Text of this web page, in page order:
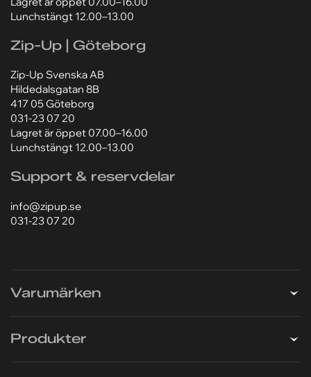
Lunchstängt 12.00–13.00
Zip-Up | Göteborg
Zip-Up Svenska AB
Hildedalsgatan 8B
417 05 Göteborg
031-23 07 20
Lagret är öppet 07.00–16.00
Lunchstängt 12.00–13.00
Support & reservdelar
info@zipup.se
031-23 07 20
Varumärken
Produkter